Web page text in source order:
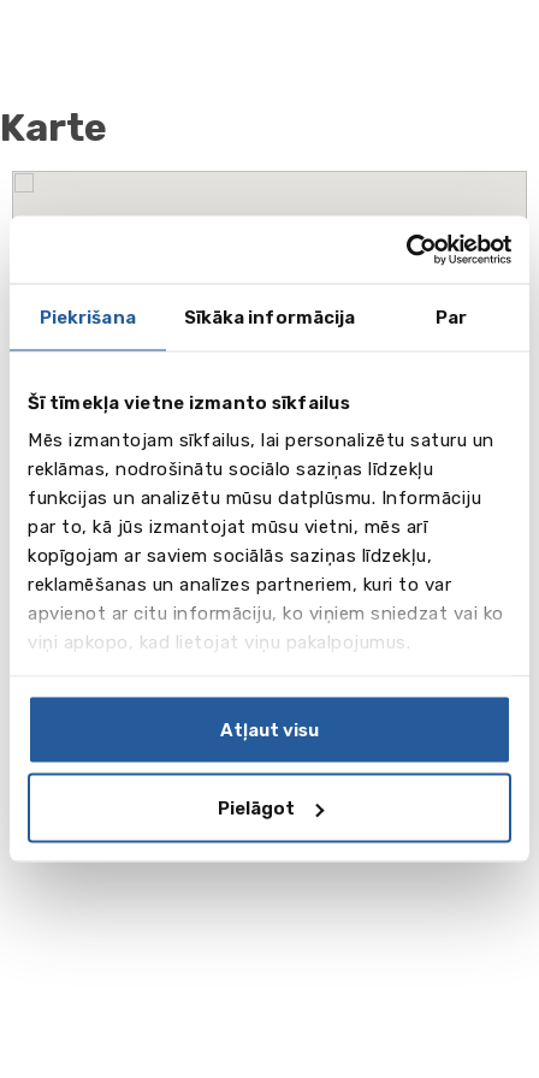
Piekrišana Sīkāka informācija Par
Šī tīmekļa vietne izmanto sīkfailus
Mēs izmantojam sīkfailus, lai personalizētu saturu un
reklāmas, nodrošinātu sociālo saziņas līdzekļu
funkcijas un analizētu mūsu datplūsmu. Informāciju
par to, kā jūs izmantojat mūsu vietni, mēs arī
kopīgojam ar saviem sociālās saziņas līdzekļu,
reklamēšanas un analīzes partneriem, kuri to var
apvienot ar citu informāciju, ko viņiem sniedzat vai ko
viņi apkopo, kad lietojat viņu pakalpojumus.
Atļaut visu
Pielāgot
Karte